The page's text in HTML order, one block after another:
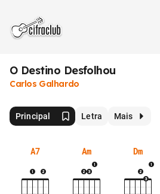
O Destino Desfolhou
Carlos Galhardo
Principal Letra Mais
A7 Am Dm